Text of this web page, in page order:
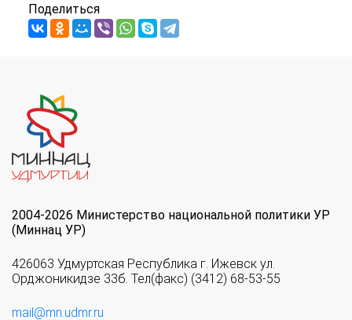
Поделиться
2004-2026 Министерство национальной политики УР
(Миннац УР)
426063 Удмуртская Республика г. Ижевск ул.
Орджоникидзе 33б. Тел(факс) (3412) 68-53-55
mail@mn.udmr.ru